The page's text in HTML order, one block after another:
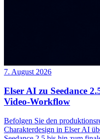
7. August 2026
Elser AI zu Seedance
Video-Workflow
Befolgen Sie den
Charakterdesign in Elser AI